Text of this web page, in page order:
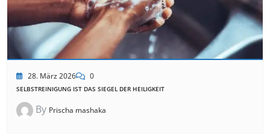
28. März 2026 0
SELBSTREINIGUNG IST DAS SIEGEL DER HEILIGKEIT
By Prischa mashaka